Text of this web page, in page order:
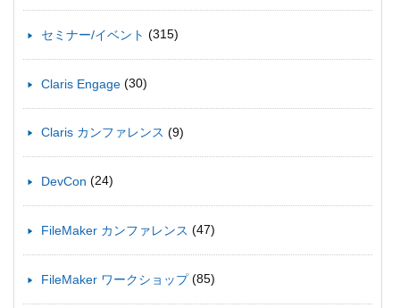
セミナー/イベント (315)
Claris Engage (30)
Claris カンファレンス (9)
DevCon (24)
FileMaker カンファレンス (47)
FileMaker ワークショップ(85)